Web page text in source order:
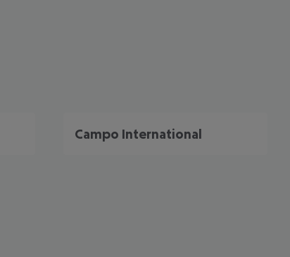
Campo International